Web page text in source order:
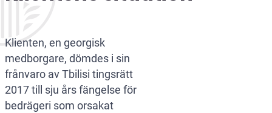
Klienten, en georgisk
medborgare, dömdes i sin
frånvaro av Tbilisi tingsrätt
2017 till sju års fängelse för
bedrägeri som orsakat